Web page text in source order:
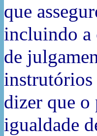
que
incluindo a
de
instrutórios
dizer que o
igualdade